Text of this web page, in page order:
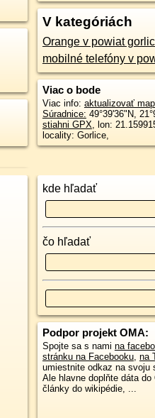
V kategóriách
Orange v powiat
mobilné telefóny v
Viac o bode
Viac info: aktualizovať
Súradnice: 49°39'36"N,
stiahni GPX, lon:
locality: Gorlice,
kde hľadať
čo hľadať
Podpor projekt OMA:
Spojte sa s nami na
stránku na Facebooku, na
umiestnite odkaz na svoju
Ale hlavne doplňte dáta do
články do wikipédie, ...